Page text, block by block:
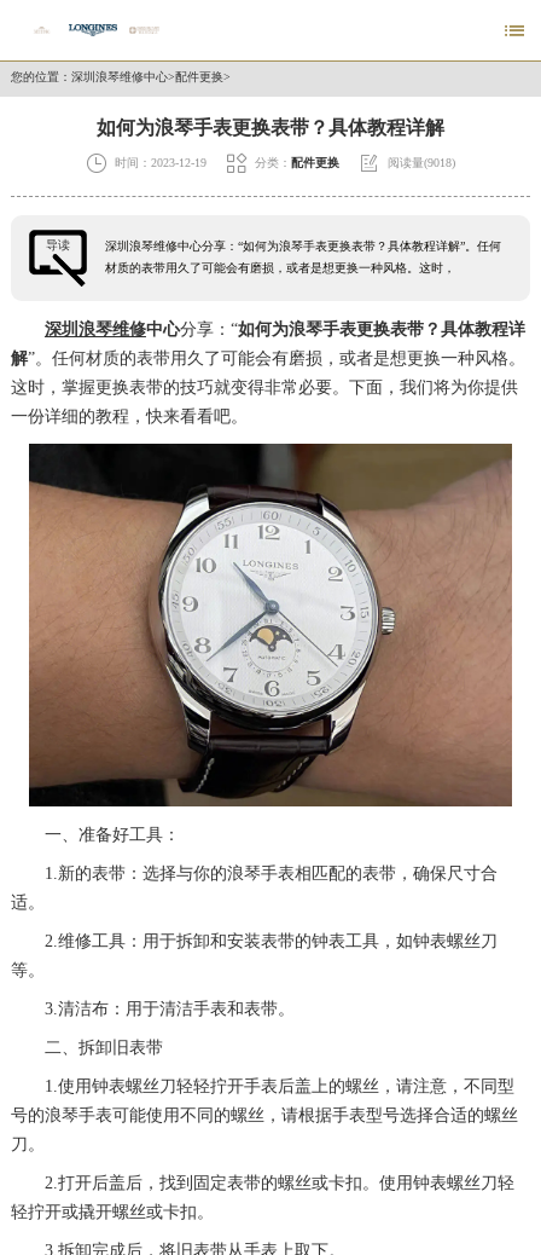

您的位置： 深圳浪琴维修中心>配件更换>
如何为浪琴手表更换表带？具体教程详解
 时间：2023-12-19  分类： 配件更换  阅读量(9018)
导读
深圳浪琴维修中心分享：“如何为浪琴手表更换表带？具体教程详解”。任何
材质的表带用久了可能会有磨损，或者是想更换一种风格。这时，
深圳浪琴维修中心分享：“如何为浪琴手表更换表带？具体教程详
解”。任何材质的表带用久了可能会有磨损，或者是想更换一种风格。
这时，掌握更换表带的技巧就变得非常必要。下面，我们将为你提供
一份详细的教程，快来看看吧。
一、准备好工具：
1.新的表带：选择与你的浪琴手表相匹配的表带，确保尺寸合
适。
2.维修工具：用于拆卸和安装表带的钟表工具，如钟表螺丝刀
等。
3.清洁布：用于清洁手表和表带。
二、拆卸旧表带
1.使用钟表螺丝刀轻轻拧开手表后盖上的螺丝，请注意，不同型
号的浪琴手表可能使用不同的螺丝，请根据手表型号选择合适的螺丝
刀。
2.打开后盖后，找到固定表带的螺丝或卡扣。使用钟表螺丝刀轻
轻拧开或撬开螺丝或卡扣。
3.拆卸完成后，将旧表带从手表上取下。